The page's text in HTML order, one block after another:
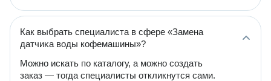
Как выбрать специалиста в сфере «Замена
датчиĸа воды кофемашины»?
Можно искать по каталогу, а можно создать
заказ — тогда специалисты откликнутся сами.